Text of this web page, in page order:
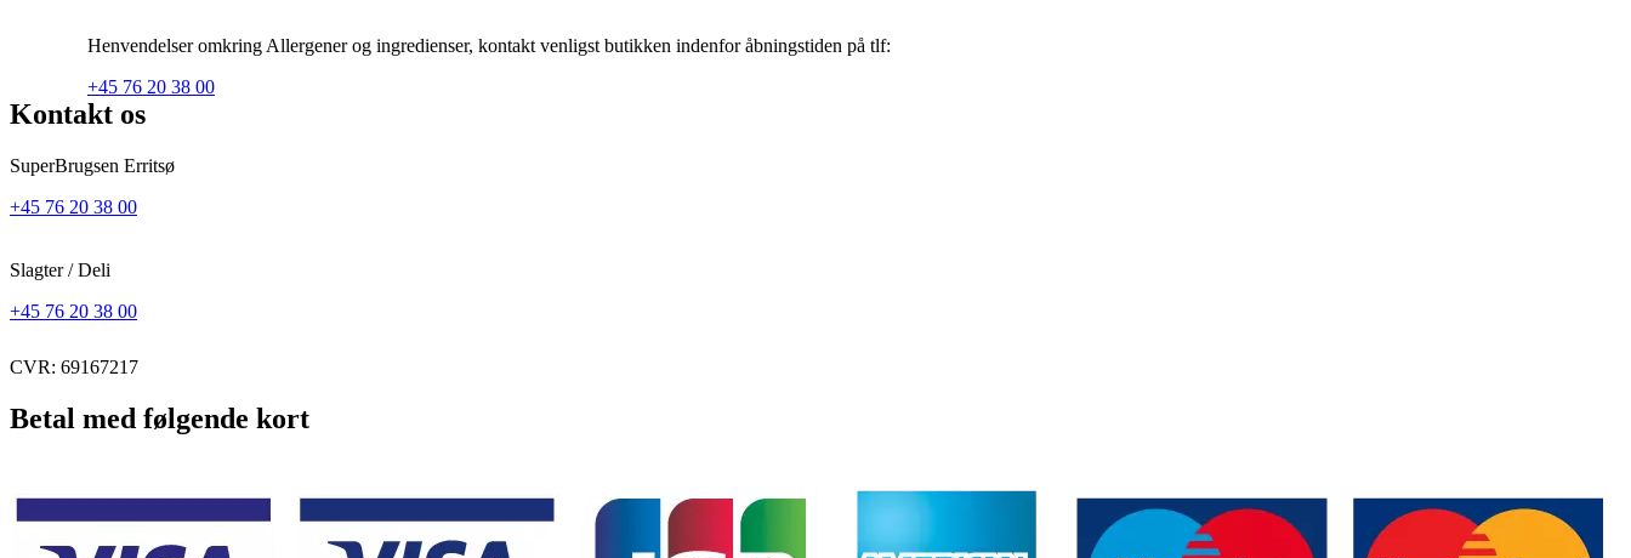
Henvendelser omkring Allergener og ingredienser, kontakt venligst butikken indenfor åbningstiden på tlf:
+45 76 20 38 00
Kontakt os
SuperBrugsen Erritsø
+45 76 20 38 00
Slagter / Deli
+45 76 20 38 00
CVR: 69167217
Betal med følgende kort